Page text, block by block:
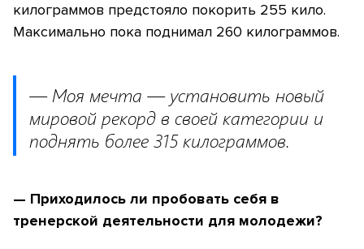
килограммов предстояло покорить 255 кило.
Максимально пока поднимал 260 килограммов.
— Моя мечта — установить новый
мировой рекорд в своей категории и
поднять более 315 килограммов.
— Приходилось ли пробовать себя в
тренерской деятельности для молодежи?